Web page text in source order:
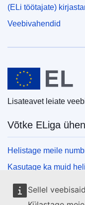
Sellel
(ELi töötajate)
Veebivahendid
Euroopa Liit
Lisateavet leiate
Võtke ELiga
Helistage meile
Kasutage ka muid
Kirjutage meile
Külastage meid ELi